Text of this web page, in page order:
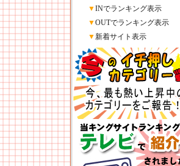
▼INでランキング表示
▼OUTでランキング表示
▼新着サイト表示